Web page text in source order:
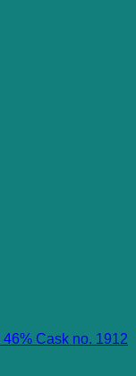
Cask no. 1912